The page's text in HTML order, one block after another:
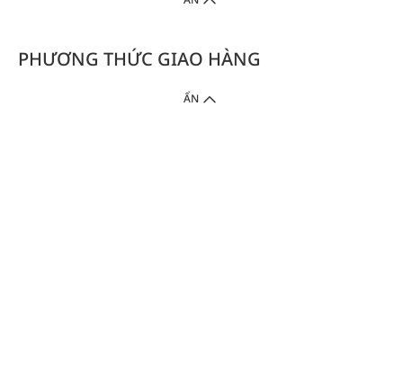
PHƯƠNG THỨC GIAO HÀNG
ẨN